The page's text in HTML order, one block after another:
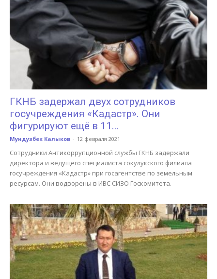
ГКНБ задержал двух сотрудников
госучреждения «Кадастр». Они
фигурируют ещё в 11...
Мундузбек Калыков - 12 февраля 2021
Сотрудники Антикоррупционной службы ГКНБ задержали
директора и ведущего специалиста сокулукского филиала
госучреждения «Кадастр» при госагентстве по земельным
ресурсам. Они водворены в ИВС СИЗО Госкомитета.